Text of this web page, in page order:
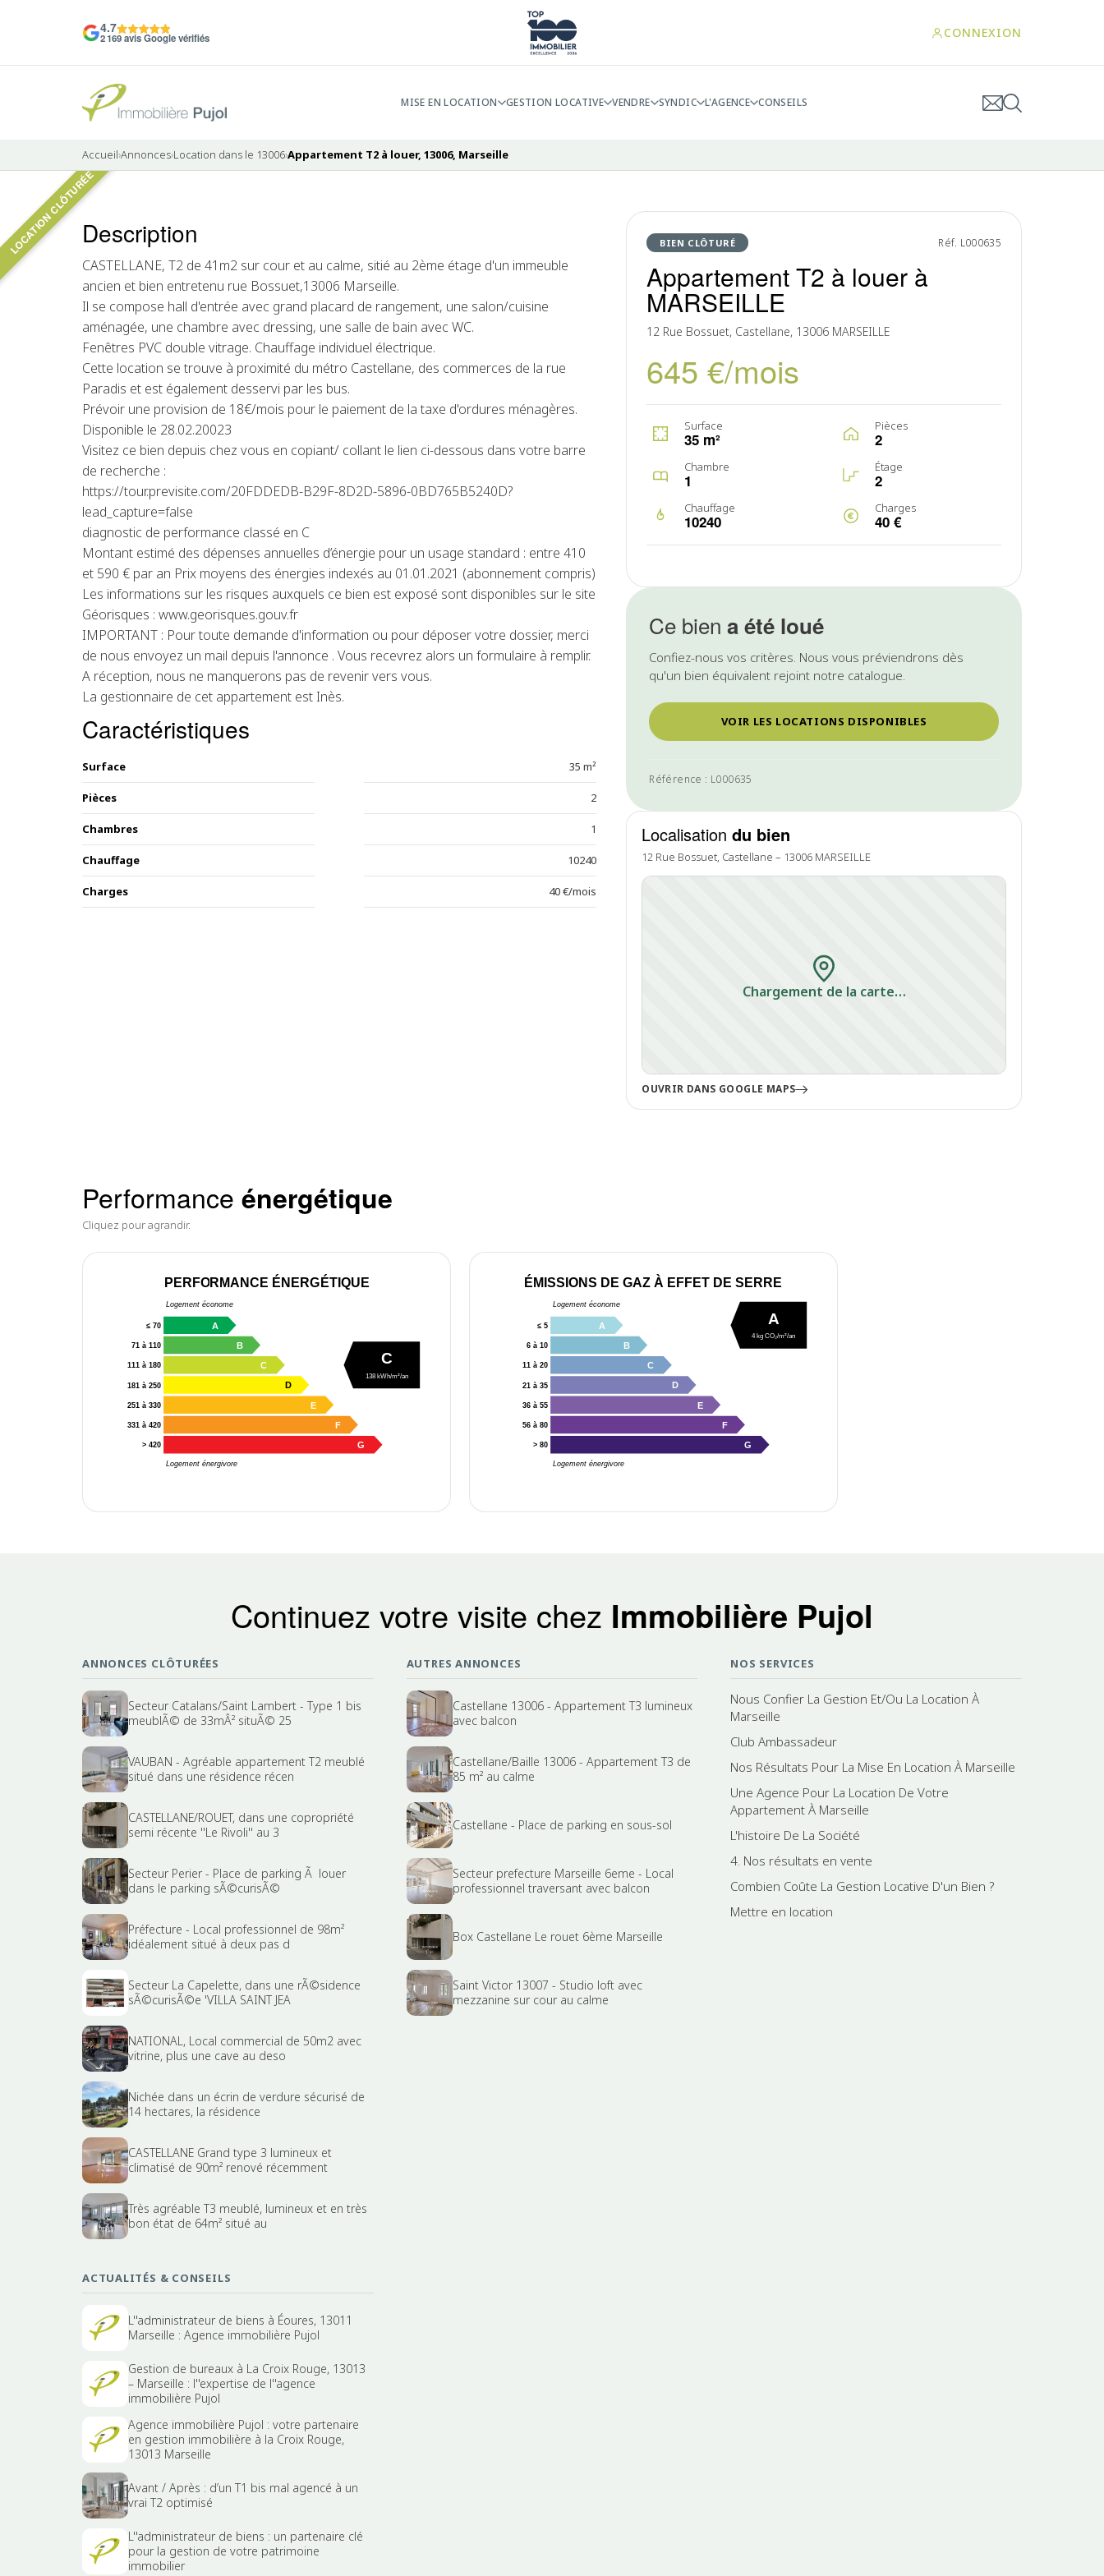
4.7
2 169 avis Google vérifiés CONNEXION
MISE EN LOCATION GESTION LOCATIVE VENDRE SYNDIC L'AGENCE CONSEILS
Accueil›Annonces›Location dans le 13006›Appartement T2 à louer, 13006, Marseille
LOCATION CLÔTURÉE BIEN CLÔTURÉ Réf. L000635
Appartement T2 à louer à
MARSEILLE
12 Rue Bossuet, Castellane, 13006 MARSEILLE
645 €/mois
Surface
35 m²
Pièces
2
Chambre
1
Étage
2
Chauffage
10240
Charges
40 €
Ce biena été loué
Confiez-nous vos critères. Nous vous préviendrons dès
qu'un bien équivalent rejoint notre catalogue.
VOIR LES LOCATIONS DISPONIBLES
Référence : L000635
Localisationdu bien
12 Rue Bossuet, Castellane – 13006 MARSEILLE
Chargement de la carte…
OUVRIR DANS GOOGLE MAPS
LOUÉ
Description
CASTELLANE, T2 de 41m2 sur cour et au calme, sitié au 2ème étage d'un immeuble
ancien et bien entretenu rue Bossuet,13006 Marseille.
Il se compose hall d'entrée avec grand placard de rangement, une salon/cuisine
aménagée, une chambre avec dressing, une salle de bain avec WC.
Fenêtres PVC double vitrage. Chauffage individuel électrique.
Cette location se trouve à proximité du métro Castellane, des commerces de la rue
Paradis et est également desservi par les bus.
Prévoir une provision de 18€/mois pour le paiement de la taxe d'ordures ménagères.
Disponible le 28.02.20023
Visitez ce bien depuis chez vous en copiant/ collant le lien ci-dessous dans votre barre
de recherche :
https://tour.previsite.com/20FDDEDB-B29F-8D2D-5896-0BD765B5240D?
lead_capture=false
diagnostic de performance classé en C
Montant estimé des dépenses annuelles d’énergie pour un usage standard : entre 410
et 590 € par an Prix moyens des énergies indexés au 01.01.2021 (abonnement compris)
Les informations sur les risques auxquels ce bien est exposé sont disponibles sur le site
Géorisques : www.georisques.gouv.fr
IMPORTANT : Pour toute demande d'information ou pour déposer votre dossier, merci
de nous envoyez un mail depuis l'annonce . Vous recevrez alors un formulaire à remplir.
A réception, nous ne manquerons pas de revenir vers vous.
La gestionnaire de cet appartement est Inès.
Caractéristiques
Surface 35 m²
Pièces 2
Chambres 1
Chauffage 10240
Charges 40 €/mois
Performance énergétique
Cliquez pour agrandir.
PERFORMANCE ÉNERGÉTIQUE
Logement économe
Logement énergivore
≤ 70 A
71 à 110 B
111 à 180 C
181 à 250 D
251 à 330 E
331 à 420 F
> 420 G
C
138 kWh/m²/an
ÉMISSIONS DE GAZ À EFFET DE SERRE
Logement économe
Logement énergivore
≤ 5 A
6 à 10 B
11 à 20 C
21 à 35 D
36 à 55 E
56 à 80 F
> 80 G
A
4 kg CO₂/m²/an
Continuez votre visite chez Immobilière Pujol
ANNONCES CLÔTURÉES
Secteur Catalans/Saint Lambert - Type 1 bis
meublÃ© de 33mÂ² situÃ© 25
VAUBAN - Agréable appartement T2 meublé
situé dans une résidence récen
CASTELLANE/ROUET, dans une copropriété
semi récente ''Le Rivoli'' au 3
Secteur Perier - Place de parking Ã louer
dans le parking sÃ©curisÃ©
Préfecture - Local professionnel de 98m²
idéalement situé à deux pas d
Secteur La Capelette, dans une rÃ©sidence
sÃ©curisÃ©e 'VILLA SAINT JEA
NATIONAL, Local commercial de 50m2 avec
vitrine, plus une cave au deso
Nichée dans un écrin de verdure sécurisé de
14 hectares, la résidence
CASTELLANE Grand type 3 lumineux et
climatisé de 90m² renové récemment
Très agréable T3 meublé, lumineux et en très
bon état de 64m² situé au
AUTRES ANNONCES
Castellane 13006 - Appartement T3 lumineux
avec balcon
Castellane/Baille 13006 - Appartement T3 de
85 m² au calme
Castellane - Place de parking en sous-sol
Secteur prefecture Marseille 6eme - Local
professionnel traversant avec balcon
Box Castellane Le rouet 6ème Marseille
Saint Victor 13007 - Studio loft avec
mezzanine sur cour au calme
NOS SERVICES
Nous Confier La Gestion Et/Ou La Location À
Marseille
Club Ambassadeur
Nos Résultats Pour La Mise En Location À Marseille
Une Agence Pour La Location De Votre
Appartement À Marseille
L'histoire De La Société
4. Nos résultats en vente
Combien Coûte La Gestion Locative D'un Bien ?
Mettre en location
ACTUALITÉS & CONSEILS
L''administrateur de biens à Éoures, 13011
Marseille : Agence immobilière Pujol
Gestion de bureaux à La Croix Rouge, 13013
– Marseille : l''expertise de l''agence
immobilière Pujol
Agence immobilière Pujol : votre partenaire
en gestion immobilière à la Croix Rouge,
13013 Marseille
Avant / Après : d’un T1 bis mal agencé à un
vrai T2 optimisé
L''administrateur de biens : un partenaire clé
pour la gestion de votre patrimoine
immobilier